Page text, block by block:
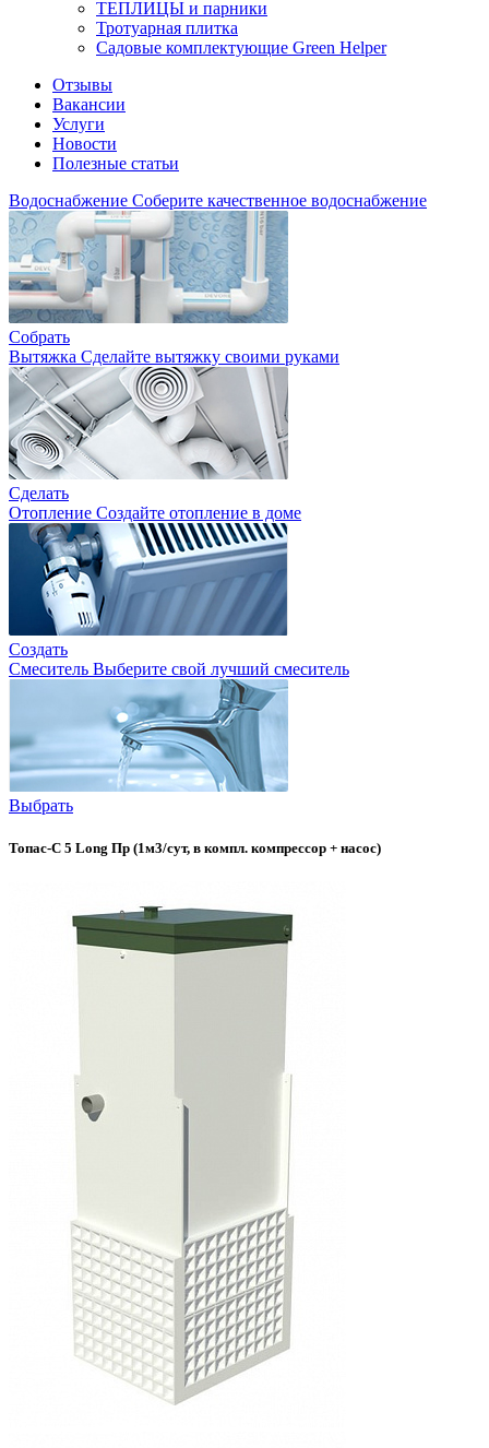
ТЕПЛИЦЫ и парники
Тротуарная плитка
Садовые комплектующие Green Helper
Отзывы
Вакансии
Услуги
Новости
Полезные статьи
Водоснабжение Соберите качественное водоснабжение
Собрать
Вытяжка Сделайте вытяжку своими руками
Сделать
Отопление Создайте отопление в доме
Создать
Смеситель Выберите свой лучший смеситель
Выбрать
Топас-С 5 Long Пр (1м3/сут, в компл. компрессор + насос)